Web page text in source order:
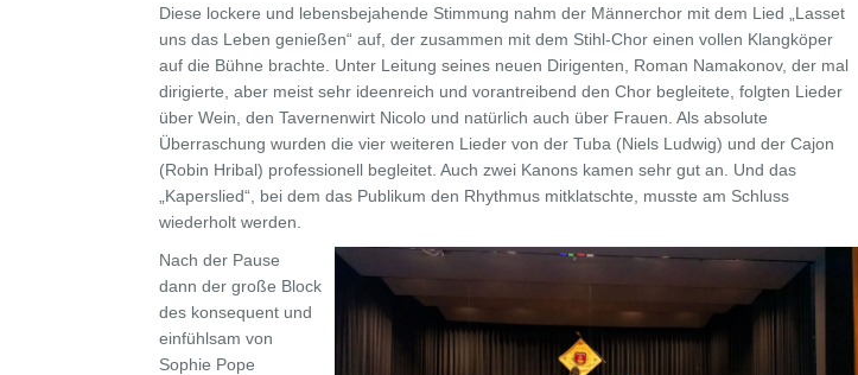
Diese lockere und lebensbejahende Stimmung nahm der Männerchor mit dem Lied „Lasset
uns das Leben genießen“ auf, der zusammen mit dem Stihl-Chor einen vollen Klangköper
auf die Bühne brachte. Unter Leitung seines neuen Dirigenten, Roman Namakonov, der mal
dirigierte, aber meist sehr ideenreich und vorantreibend den Chor begleitete, folgten Lieder
über Wein, den Tavernenwirt Nicolo und natürlich auch über Frauen. Als absolute
Überraschung wurden die vier weiteren Lieder von der Tuba (Niels Ludwig) und der Cajon
(Robin Hribal) professionell begleitet. Auch zwei Kanons kamen sehr gut an. Und das
„Kaperslied“, bei dem das Publikum den Rhythmus mitklatschte, musste am Schluss
wiederholt werden.
Nach der Pause
dann der große Block
des konsequent und
einfühlsam von
Sophie Pope